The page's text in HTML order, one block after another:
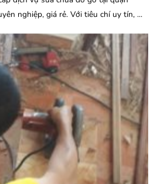
nghiệp, giá rẻ. Với tiêu chí uy tín, ...